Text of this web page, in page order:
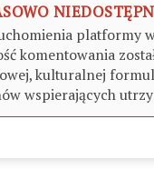
platformy
komentowania
kulturalnej
wspierających